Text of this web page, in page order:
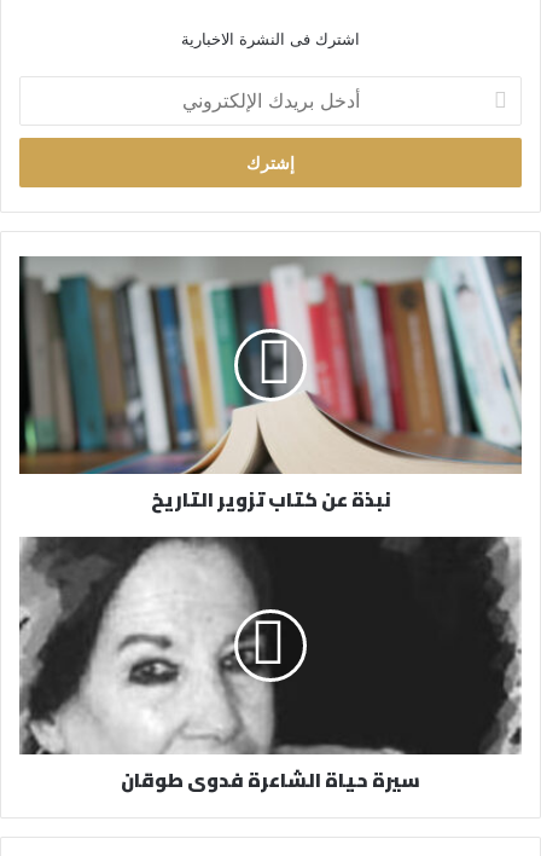
اشترك فى النشرة الاخبارية
خ
ب
ر
د
ك
ا
ل
إ
ل
ك
ت
ر
ي
نبذة عن كتاب تزوير التاريخ
سيرة حياة الشاعرة فدوى طوقان